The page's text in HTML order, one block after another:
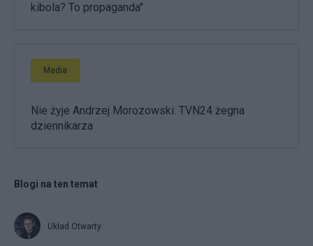
kibola? To propaganda"
Media
Nie żyje Andrzej Morozowski. TVN24 żegna
dziennikarza
Blogi na ten temat
Układ Otwarty